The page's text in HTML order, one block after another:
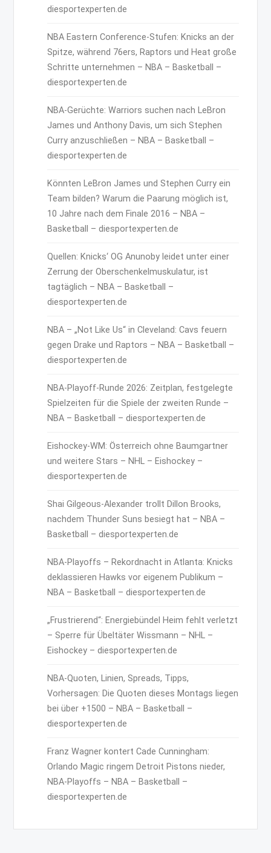
diesportexperten.de
NBA Eastern Conference-Stufen: Knicks an der
Spitze, während 76ers, Raptors und Heat große
Schritte unternehmen – NBA – Basketball –
diesportexperten.de
NBA-Gerüchte: Warriors suchen nach LeBron
James und Anthony Davis, um sich Stephen
Curry anzuschließen – NBA – Basketball –
diesportexperten.de
Könnten LeBron James und Stephen Curry ein
Team bilden? Warum die Paarung möglich ist,
10 Jahre nach dem Finale 2016 – NBA –
Basketball – diesportexperten.de
Quellen: Knicks‘ OG Anunoby leidet unter einer
Zerrung der Oberschenkelmuskulatur, ist
tagtäglich – NBA – Basketball –
diesportexperten.de
NBA – „Not Like Us“ in Cleveland: Cavs feuern
gegen Drake und Raptors – NBA – Basketball –
diesportexperten.de
NBA-Playoff-Runde 2026: Zeitplan, festgelegte
Spielzeiten für die Spiele der zweiten Runde –
NBA – Basketball – diesportexperten.de
Eishockey-WM: Österreich ohne Baumgartner
und weitere Stars – NHL – Eishockey –
diesportexperten.de
Shai Gilgeous-Alexander trollt Dillon Brooks,
nachdem Thunder Suns besiegt hat – NBA –
Basketball – diesportexperten.de
NBA-Playoffs – Rekordnacht in Atlanta: Knicks
deklassieren Hawks vor eigenem Publikum –
NBA – Basketball – diesportexperten.de
„Frustrierend“: Energiebündel Heim fehlt verletzt
– Sperre für Übeltäter Wissmann – NHL –
Eishockey – diesportexperten.de
NBA-Quoten, Linien, Spreads, Tipps,
Vorhersagen: Die Quoten dieses Montags liegen
bei über +1500 – NBA – Basketball –
diesportexperten.de
Franz Wagner kontert Cade Cunningham:
Orlando Magic ringem Detroit Pistons nieder,
NBA-Playoffs – NBA – Basketball –
diesportexperten.de